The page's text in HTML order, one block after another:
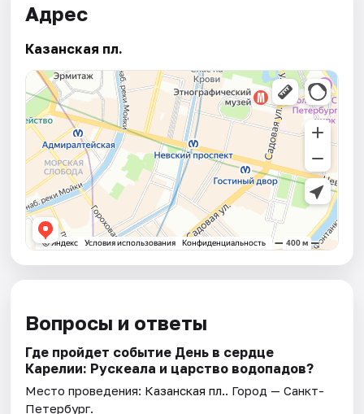
Адрес
Казанская пл.
Вопросы и ответы
Где пройдет событие День в сердце
Карелии: Рускеала и царство водопадов?
Место проведения: Казанская пл.. Город — Санкт-
Петербург.